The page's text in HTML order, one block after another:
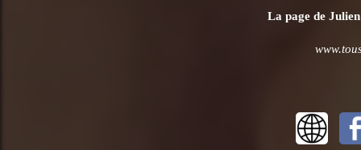
La page de